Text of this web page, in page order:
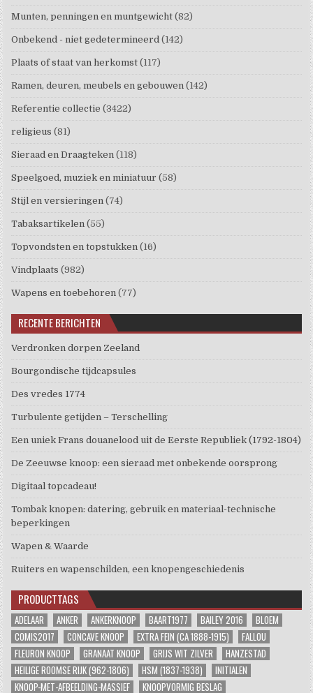
Munten, penningen en muntgewicht (82)
Onbekend - niet gedetermineerd (142)
Plaats of staat van herkomst (117)
Ramen, deuren, meubels en gebouwen (142)
Referentie collectie (3422)
religieus (81)
Sieraad en Draagteken (118)
Speelgoed, muziek en miniatuur (58)
Stijl en versieringen (74)
Tabaksartikelen (55)
Topvondsten en topstukken (16)
Vindplaats (982)
Wapens en toebehoren (77)
RECENTE BERICHTEN
Verdronken dorpen Zeeland
Bourgondische tijdcapsules
Des vredes 1774
Turbulente getijden – Terschelling
Een uniek Frans douanelood uit de Eerste Republiek (1792-1804)
De Zeeuwse knoop: een sieraad met onbekende oorsprong
Digitaal topcadeau!
Tombak knopen: datering, gebruik en materiaal-technische
beperkingen
Wapen & Waarde
Ruiters en wapenschilden, een knopengeschiedenis
PRODUCTTAGS
ADELAAR ANKER ANKERKNOOP BAART1977 BAILEY 2016
BLOEM
COMIS2017
CONCAVE KNOOP EXTRA FEIN (CA 1888-1915)
FALLOU
FLEURON KNOOP
GRANAAT KNOOP GRIJS WIT ZILVER
HANZESTAD
HEILIGE ROOMSE RIJK (962-1806)
HSM (1837-1938)
INITIALEN
KNOOP-MET-AFBEELDING-MASSIEF
KNOOPVORMIG BESLAG